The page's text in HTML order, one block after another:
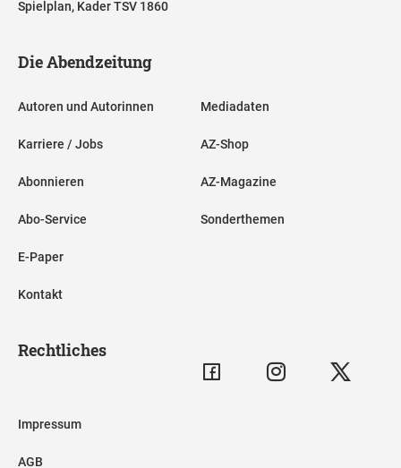
Spielplan, Kader TSV 1860
Die Abendzeitung
Autoren und Autorinnen
Karriere / Jobs
Abonnieren
Abo-Service
E-Paper
Kontakt
Mediadaten
AZ-Shop
AZ-Magazine
Sonderthemen
Rechtliches
Impressum
AGB